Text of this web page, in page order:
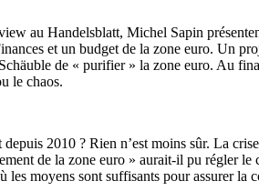
au Handelsblatt, Michel Sapin
et un budget de la zone euro. Un
de « purifier » la zone euro. Au
le chaos.
2010 ? Rien n’est moins sûr. La
de la zone euro » aurait-il pu régler
moyens sont suffisants pour assurer la